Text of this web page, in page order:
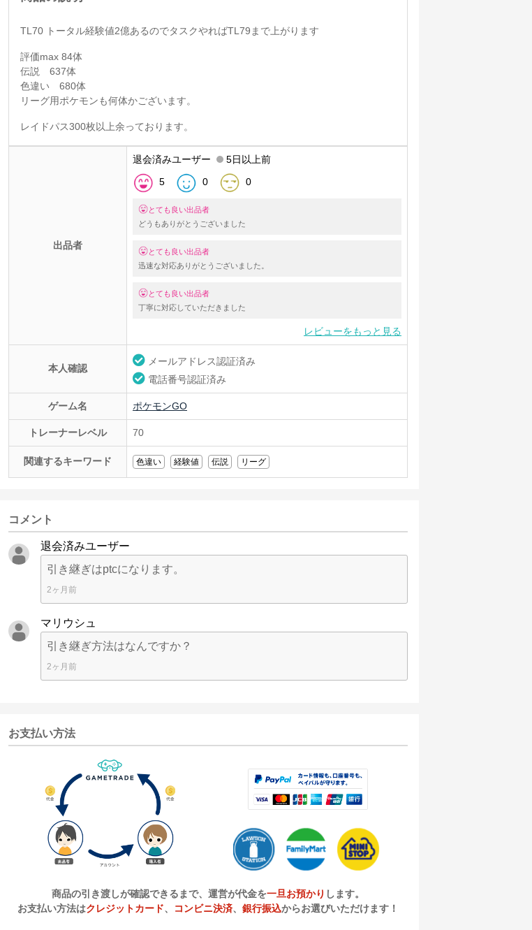
TL70 トータル経験値2億あるのでタスクやればTL79まで上がります
評価max 84体
伝説 637体
色違い 680体
リーグ用ポケモンも何体かございます。
レイドパス300枚以上余っております。
出品者
退会済みユーザー 5日以上前
5 0 0
とても良い出品者
どうもありがとうございました
とても良い出品者
迅速な対応ありがとうございました。
とても良い出品者
丁寧に対応していただきました
レビューをもっと見る
本人確認
メールアドレス認証済み
電話番号認証済み
ゲーム名 ポケモンGO
トレーナーレベル 70
関連するキーワード 色違い 経験値 伝説 リーグ
コメント
退会済みユーザー
引き継ぎはptcになります。
2ヶ月前
マリウシュ
引き継ぎ方法はなんですか？
2ヶ月前
お支払い方法
商品の引き渡しが確認できるまで、運営が代金を一旦お預かり します。
お支払い方法はクレジットカード、 コンビニ決済、 銀行振込からお選びいただけます！